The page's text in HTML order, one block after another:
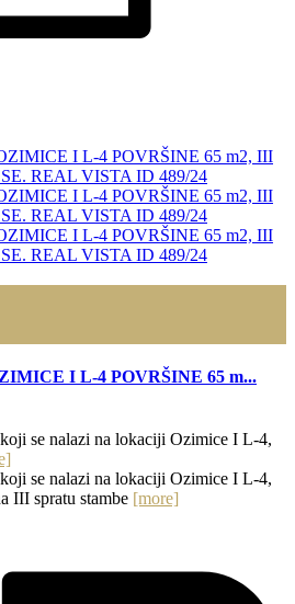
I L-4 POVRŠINE 65 m...
se nalazi na lokaciji Ozimice I L-4,
se nalazi na lokaciji Ozimice I L-4,
III spratu stambe [more]